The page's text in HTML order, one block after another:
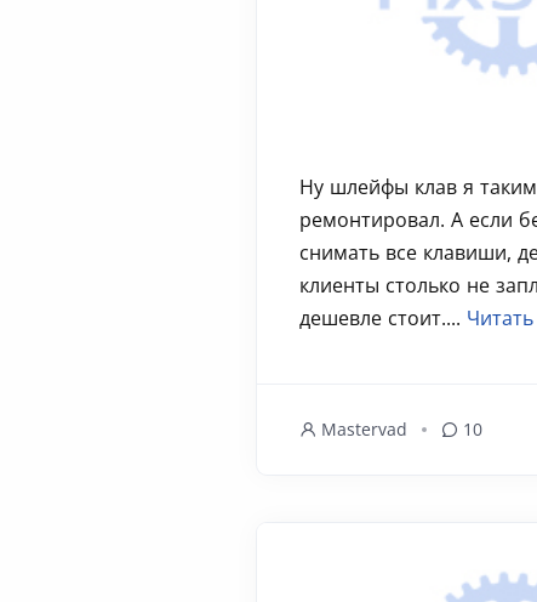
Ну шлейфы клав я
ремонтировал. А если
снимать все клавиши,
клиенты столько не
дешевле стоит....
Mastervad 10